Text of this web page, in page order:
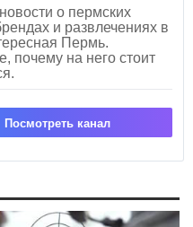
о пермских
и развлечениях в
Пермь.
почему на него стоит
Посмотреть канал